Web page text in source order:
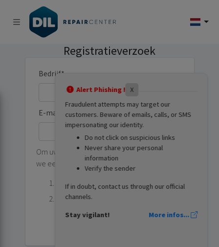
Alert Phishing ! X
Fraudulent attempts may target our
customers. Beware of emails, calls, or SMS
impersonating our identity.
Do not click on suspicious links
Never share your personal
information
Verify the sender
If in doubt, contact us through our official
channels.
Stay vigilant! More infos...
Registratieverzoek
Bedrijf*
E-mail
Verifiëren
Om uw aanvraag te verwerken, controleren
we eerst uw e-mailadres.
Voer uw e-mailadres in.
Verificatie:We sturen u een
eenmalige code om dit adres te